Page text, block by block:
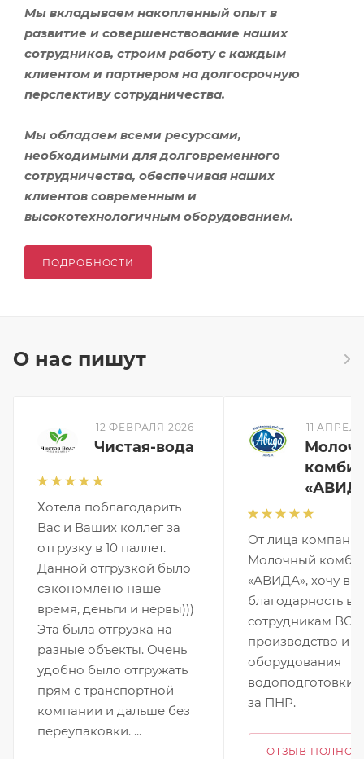
Мы вкладываем накопленный опыт в
развитие и совершенствование наших
сотрудников, строим работу с каждым
клиентом и партнером на долгосрочную
перспективу сотрудничества.
Мы обладаем всеми ресурсами,
необходимыми для долговременного
сотрудничества, обеспечивая наших
клиентов современным и
высокотехнологичным оборудованием.
ПОДРОБНОСТИ
О нас пишут
12 ФЕВРАЛЯ 2026
Чистая-вода
Хотела поблагодарить
Вас и Ваших коллег за
отгрузку в 10 паллет.
Данной отгрузкой было
сэкономлено наше
время, деньги и нервы)))
Эта была отгрузка на
разные объекты. Очень
удобно было отгружать
прям с транспортной
компании и дальше без
переупаковки. ...
11
От лица
Молочный
«АВИДА», хочу
благодарность
сотрудникам
производство и
оборудования
водоподготовки,
за ПНР.
ОТЗЫВ